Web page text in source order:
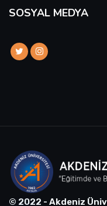
SOSYAL MEDYA
© 2022 - Akdeniz